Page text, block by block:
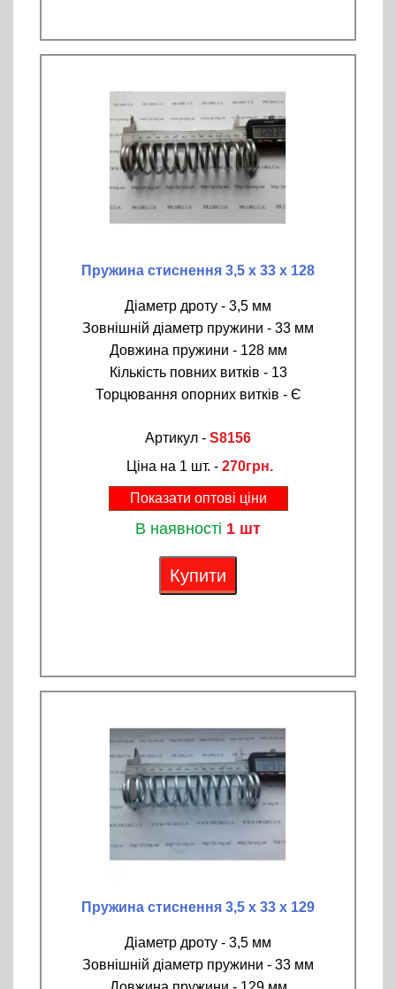
Пружина стиснення 3,5 х 33 х 128
Діаметр дроту - 3,5 мм
Зовнішній діаметр пружини - 33 мм
Довжина пружини - 128 мм
Кількість повних витків - 13
Торцювання опорних витків - Є
Артикул - S8156
Ціна на 1 шт. - 270грн.
Показати оптові ціни
В наявності 1 шт
Купити
Пружина стиснення 3,5 х 33 х 129
Діаметр дроту - 3,5 мм
Зовнішній діаметр пружини - 33 мм